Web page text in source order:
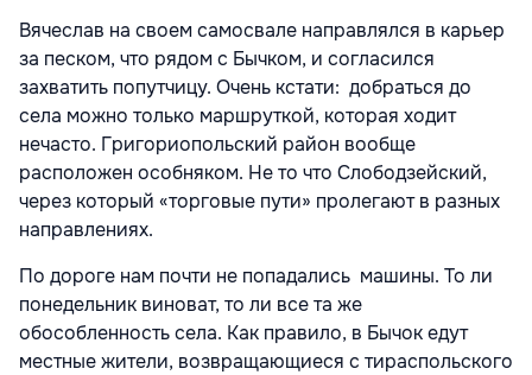
Вячеслав на своем самосвале направлялся в карьер
за песком, что рядом с Бычком, и согласился
захватить попутчицу. Очень кстати: добраться до
села можно только маршруткой, которая ходит
нечасто. Григориопольский район вообще
расположен особняком. Не то что Слободзейский,
через который «торговые пути» пролегают в разных
направлениях.
По дороге нам почти не попадались машины. То ли
понедельник виноват, то ли все та же
обособленность села. Как правило, в Бычок едут
местные жители, возвращающиеся с тираспольского